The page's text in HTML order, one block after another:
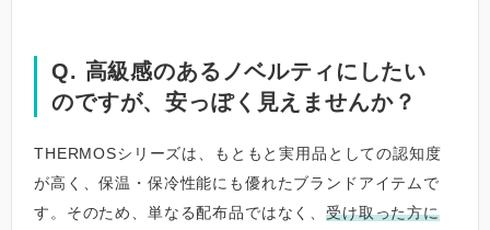
Q. 高級感のあるノベルティにしたい
のですが、安っぽく見えませんか？
THERMOSシリーズは、もともと実用品としての認知度
が高く、保温・保冷性能にも優れたブランドアイテムで
す。そのため、単なる配布品ではなく、受け取った方に